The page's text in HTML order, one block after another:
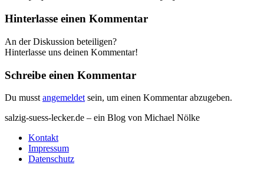
Hinterlasse einen Kommentar
An der Diskussion beteiligen?
Hinterlasse uns deinen Kommentar!
Schreibe einen Kommentar
Du musstangemeldetsein, um einen Kommentar abzugeben.
salzig-suess-lecker.de – ein Blog von Michael Nölke
Kontakt
Impressum
Datenschutz